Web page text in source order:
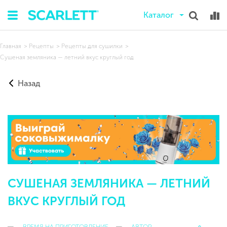
Каталог
Главная Рецепты
Рецепты для сушилки
Сушеная земляника — летний вкус круглый год
Назад
СУШЕНАЯ ЗЕМЛЯНИКА — ЛЕТНИЙ
ВКУС КРУГЛЫЙ ГОД